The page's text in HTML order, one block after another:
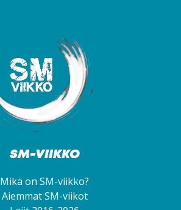
SM-VIIKKO
Mikä on SM-viikko?
Aiemmat SM-viikot